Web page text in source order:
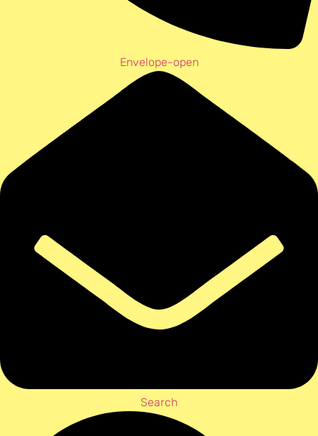
Envelope-open
Search